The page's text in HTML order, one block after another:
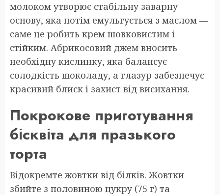
молоком утворює стабільну заварну
основу, яка потім емульгується з маслом —
саме це робить крем шовковистим і
стійким. Абрикосовий джем вносить
необхідну кислинку, яка балансує
солодкість шоколаду, а глазур забезпечує
красивий блиск і захист від висихання.
Покрокове приготування
бісквіта для празького
торта
Відокремте жовтки від білків. Жовтки
збийте з половиною цукру (75 г) та